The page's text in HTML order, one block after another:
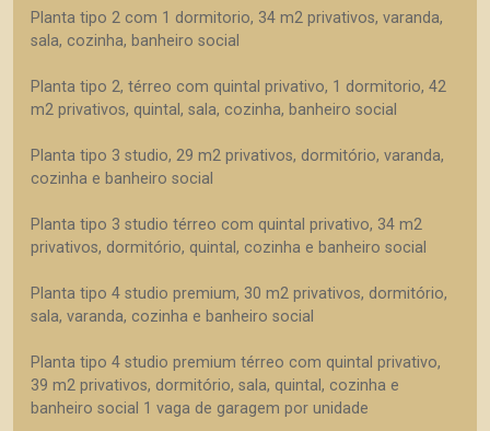
Planta tipo 2 com 1 dormitorio, 34 m2 privativos, varanda,
sala, cozinha, banheiro social
Planta tipo 2, térreo com quintal privativo, 1 dormitorio, 42
m2 privativos, quintal, sala, cozinha, banheiro social
Planta tipo 3 studio, 29 m2 privativos, dormitório, varanda,
cozinha e banheiro social
Planta tipo 3 studio térreo com quintal privativo, 34 m2
privativos, dormitório, quintal, cozinha e banheiro social
Planta tipo 4 studio premium, 30 m2 privativos, dormitório,
sala, varanda, cozinha e banheiro social
Planta tipo 4 studio premium térreo com quintal privativo,
39 m2 privativos, dormitório, sala, quintal, cozinha e
banheiro social 1 vaga de garagem por unidade